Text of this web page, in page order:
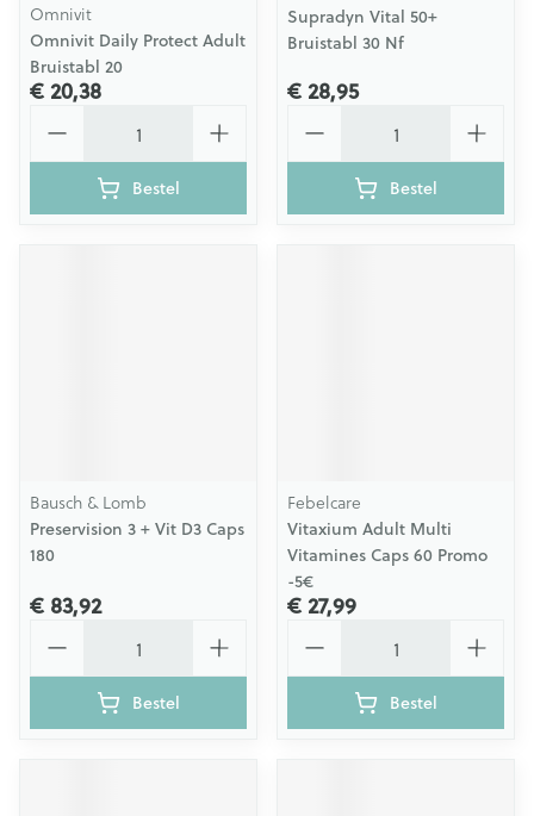
Omnivit
Omnivit Daily Protect Adult
Bruistabl 20
€ 20,38
Bestel
Supradyn Vital 50+
Bruistabl 30 Nf
€ 28,95
Bestel
Bausch & Lomb
Preservision 3 + Vit D3 Caps
180
€ 83,92
Bestel
Febelcare
Vitaxium Adult Multi
Vitamines Caps 60 Promo
-5€
€ 27,99
Bestel